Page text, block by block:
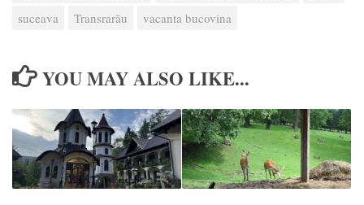
suceava
Transrarău vacanta bucovina
YOU MAY ALSO LIKE...